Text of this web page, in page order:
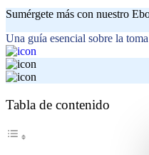
Sumérgete más con nuestro
Una guía esencial sobre la
Tabla de contenido